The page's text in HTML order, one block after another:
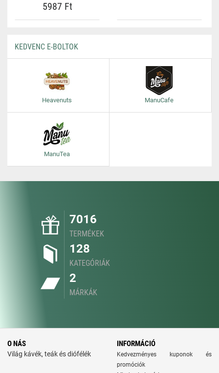
5987 Ft
KEDVENC E-BOLTOK
Heavenuts ManuCafe
ManuTea
7016
TERMÉKEK
128
KATEGÓRIÁK
2
MÁRKÁK
O NÁS
Világ kávék, teák és diófélék
INFORMÁCIÓ
Kedvezményes kuponok és
promóciók